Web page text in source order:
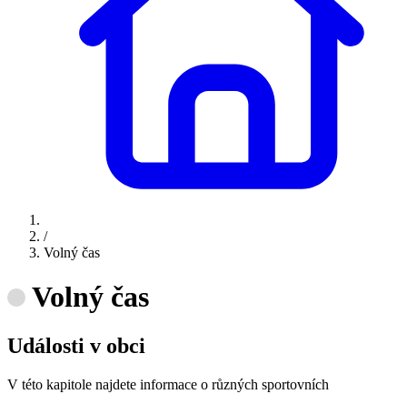
/
Volný čas
Volný čas
Události v obci
V této kapitole najdete informace o různých sportovních